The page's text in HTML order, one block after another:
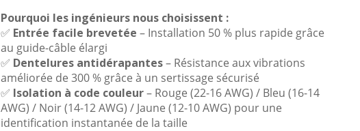
Pourquoi les ingénieurs nous choisissent :
✅ Entrée facile brevetée – Installation 50 % plus rapide grâce
au guide-câble élargi
✅ Dentelures antidérapantes– Résistance aux vibrations
améliorée de 300 % grâce à un sertissage sécurisé
✅ Isolation à code couleur– Rouge (22-16 AWG) / Bleu (16-14
AWG) / Noir (14-12 AWG) / Jaune (12-10 AWG) pour une
identification instantanée de la taille